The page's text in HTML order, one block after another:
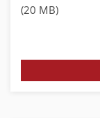
(20 MB)